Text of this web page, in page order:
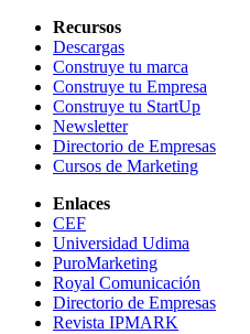
Recursos
Descargas
Construye tu marca
Construye tu Empresa
Construye tu StartUp
Newsletter
Directorio de Empresas
Cursos de Marketing
Enlaces
CEF
Universidad Udima
PuroMarketing
Royal Comunicación
Directorio de Empresas
Revista IPMARK